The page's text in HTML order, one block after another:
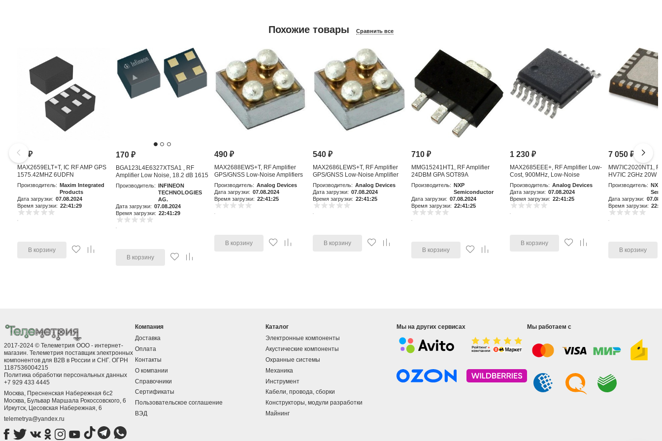
Похожие товары Сравнить все
81₽
MAX2659ELT+T, IC RF AMP GPS
1575.42MHZ 6UDFN
Производитель:
Maxim Integrated
Products
Дата загрузки: 07.08.2024
Время загрузки: 22:41:29
В корзину
170₽
BGA123L4E6327XTSA1 , RF
Amplifier Low Noise, 18.2 dB 1615
MHz, 4-Pin TSLP-4-11
Производитель:
INFINEON
TECHNOLOGIES
AG.
Дата загрузки: 07.08.2024
Время загрузки: 22:41:29
В корзину
490₽
MAX2688EWS+T, RF Amplifier
GPS/GNSS Low-Noise Amplifiers
Производитель: Analog Devices
Дата загрузки: 07.08.2024
Время загрузки: 22:41:25
В корзину
540₽
MAX2686LEWS+T, RF Amplifier
GPS/GNSS Low-Noise Amplifier
with Integr
Производитель: Analog Devices
Дата загрузки: 07.08.2024
Время загрузки: 22:41:25
В корзину
710₽
MMG15241HT1, RF Amplifier
24DBM GPA SOT89A
Производитель:
NXP
Semiconductor
Дата загрузки: 07.08.2024
Время загрузки: 22:41:25
В корзину
1 230₽
MAX2685EEE+, RF Amplifier Low-
Cost, 900MHz, Low-Noise
Amplifier an
Производитель: Analog Devices
Дата загрузки: 07.08.2024
Время загрузки: 22:41:25
В корзину
7 050₽
MW7IC2020NT1,
HV7IC 2GHz 20W
Производитель:
NXP
Дата загрузки:
Время загрузки:
В корзину
2017-2024 © Телеметрия ООО - интернет-
магазин. Телеметрия поставщик электронных
компонентов для B2B в России и СНГ. ОГРН
1187536004215
Политика обработки персональных данных
+7 929 433 4445
Москва, Пресненская Набережная 6с2
Москва, ​Бульвар Маршала Рокоссовского, 6
Иркутск, ​Цесовская Набережная, 6
telemetrya@yandex.ru
Компания
Доставка
Оплата
Контакты
О компании
Справочники
Сертификаты
Пользовательское соглашение
ВЭД
Каталог
Электронные компоненты
Акустические компоненты
Охранные системы
Механика
Инструмент
Кабели, провода, сборки
Конструкторы, модули разработки
Майнинг
Мы на других сервисах Мы работаем с